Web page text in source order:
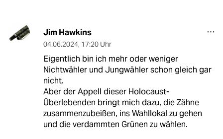
Jim Hawkins
04.06.2024, 17:20 Uhr
Eigentlich bin ich mehr oder weniger
Nichtwähler und Jungwähler schon gleich gar
nicht.
Aber der Appell dieser Holocaust-
Überlebenden bringt mich dazu, die Zähne
zusammenzubeißen, ins Wahllokal zu gehen
und die verdammten Grünen zu wählen.